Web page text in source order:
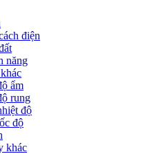
điện
năng
ẩm
rung
độ
độ
khác